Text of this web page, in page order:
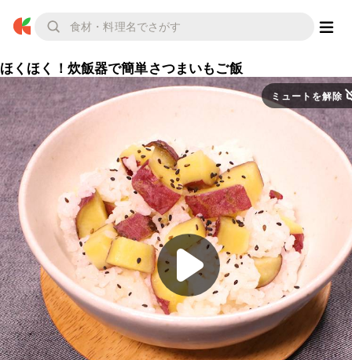
ほくほく！炊飯器で簡単さつまいもご飯
ミュートを解除